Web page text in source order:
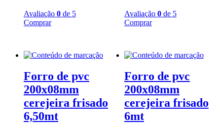
Avaliação 0 de 5
Comprar
Avaliação 0de 5
Comprar
Forro de pvc
200x08mm
cerejeira frisado
6,50mt
Forro de pvc
200x08mm
cerejeira frisado
6mt